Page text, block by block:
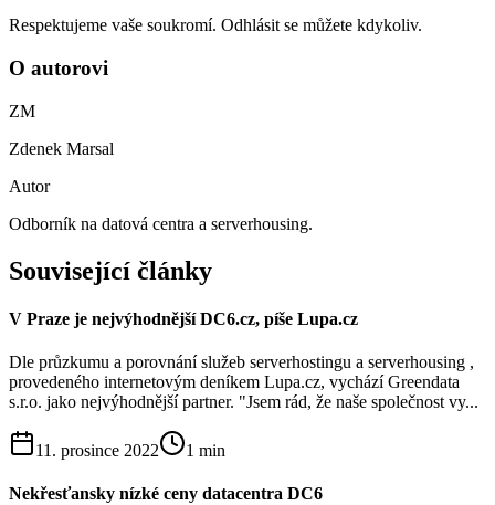
Respektujeme vaše soukromí. Odhlásit se můžete kdykoliv.
O autorovi
ZM
Zdenek Marsal
Autor
Odborník na datová centra a serverhousing.
Související články
V Praze je nejvýhodnější DC6.cz, píše Lupa.cz
Dle průzkumu a porovnání služeb serverhostingu a serverhousing ,
provedeného internetovým deníkem Lupa.cz, vychází Greendata
s.r.o. jako nejvýhodnější partner. "Jsem rád, že naše společnost vy...
11. prosince 2022 1 min
Nekřesťansky nízké ceny datacentra DC6